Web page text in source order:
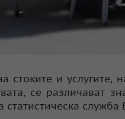
стоките и услугите,
се различават
служба